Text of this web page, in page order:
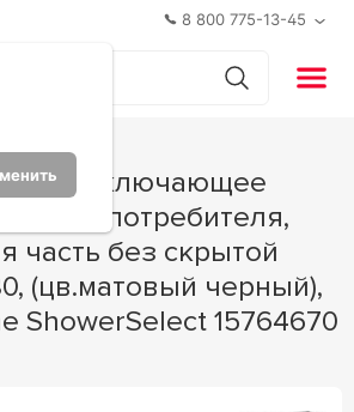
8 800 775-13-45
на 3 потребителя,
часть без скрытой
(цв.матовый черный),
ShowerSelect 15764670